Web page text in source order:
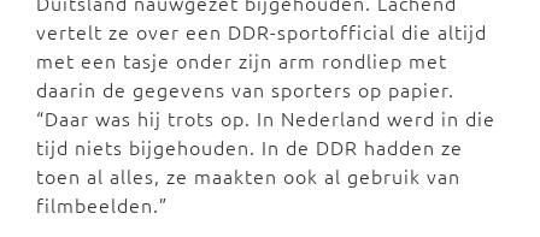
vertelt ze over een DDR-sportofficial die altijd
met een tasje onder zijn arm rondliep met
daarin de gegevens van sporters op papier.
“Daar was hij trots op. In Nederland werd in die
tijd niets bijgehouden. In de DDR hadden ze
toen al alles, ze maakten ook al gebruik van
filmbeelden.”